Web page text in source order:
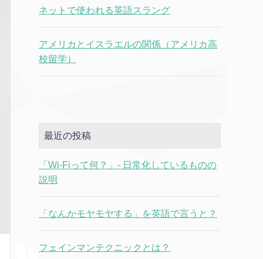
ネットで使われる英語スラング
アメリカとイスラエルの関係（アメリカ高
校留学）
最近の投稿
「Wi-Fiって何？」- 日常化しているものの
説明
「なんかモヤモヤする」を英語で言うと？
フェインマンテクニックとは？